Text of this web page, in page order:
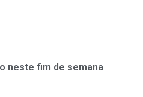
neste fim de semana